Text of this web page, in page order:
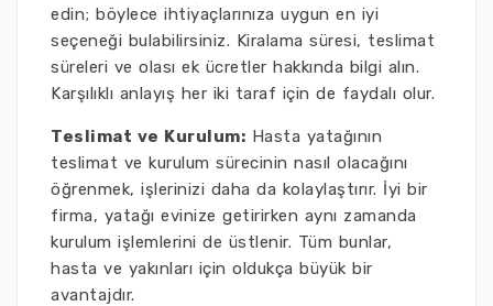
edin; böylece ihtiyaçlarınıza uygun en iyi
seçeneği bulabilirsiniz. Kiralama süresi, teslimat
süreleri ve olası ek ücretler hakkında bilgi alın.
Karşılıklı anlayış her iki taraf için de faydalı olur.
Teslimat ve Kurulum: Hasta yatağının
teslimat ve kurulum sürecinin nasıl olacağını
öğrenmek, işlerinizi daha da kolaylaştırır. İyi bir
firma, yatağı evinize getirirken aynı zamanda
kurulum işlemlerini de üstlenir. Tüm bunlar,
hasta ve yakınları için oldukça büyük bir
avantajdır.